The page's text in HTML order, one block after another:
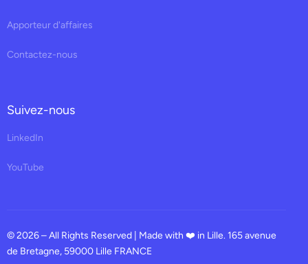
Apporteur d'affaires
Contactez-nous
Suivez-nous
LinkedIn
YouTube
© 2026 – All Rights Reserved | Made with ❤️ in Lille. 165 avenue
de Bretagne, 59000 Lille FRANCE